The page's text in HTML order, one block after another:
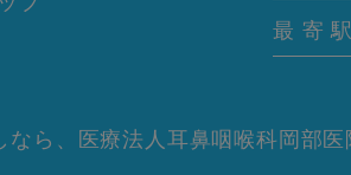
最 寄 駅
なら、医療法人耳鼻咽喉科岡部